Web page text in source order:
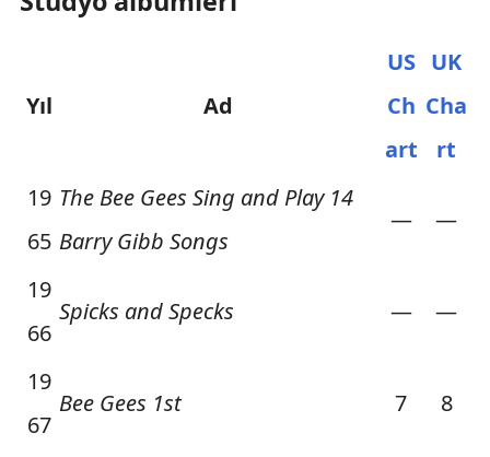
Yıl Ad
US
Ch
art
UK
Cha
rt
19
65
The Bee Gees Sing and Play 14
Barry Gibb Songs
— —
19
66
Spicks and Specks — —
19
67
Bee Gees 1st 7 8